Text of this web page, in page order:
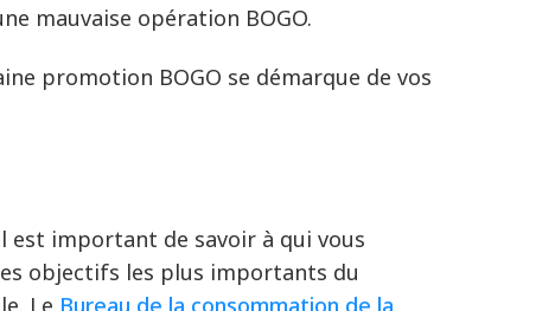
mauvaise opération BOGO.
promotion BOGO se démarque de vos
est important de savoir à qui vous
objectifs les plus importants du
Le Bureau de la consommation de la